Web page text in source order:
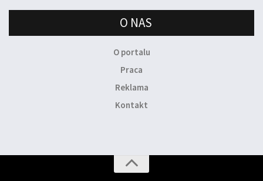
O NAS
O portalu
Praca
Reklama
Kontakt